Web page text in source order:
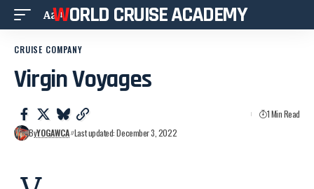
Aa WORLD CRUISE ACADEMY
CRUISE COMPANY
Virgin Voyages
ByYOGAWCA Last updated: December 3, 2022
1 Min Read